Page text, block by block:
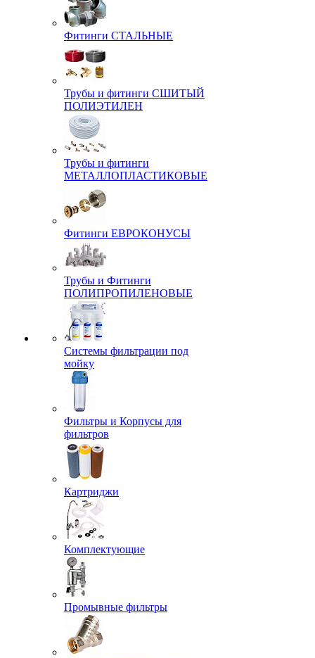
Фитинги СТАЛЬНЫЕ
Трубы и фитинги СШИТЫЙ
ПОЛИЭТИЛЕН
Трубы и фитинги
МЕТАЛЛОПЛАСТИКОВЫЕ
Фитинги ЕВРОКОНУСЫ
Трубы и Фитинги
ПОЛИПРОПИЛЕНОВЫЕ
Системы фильтрации под
мойку
Фильтры и Корпусы для
фильтров
Картриджи
Комплектующие
Промывные фильтры